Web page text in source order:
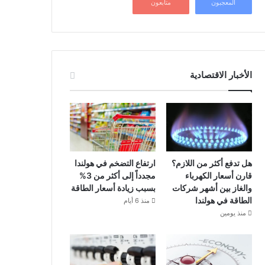
المعجبون متابعون
الأخبار الاقتصادية
هل تدفع أكثر من اللازم؟
قارن أسعار الكهرباء
والغاز بين أشهر شركات
الطاقة في هولندا
منذ يومين
ارتفاع التضخم في هولندا
مجدداً إلى أكثر من 3%
بسبب زيادة أسعار الطاقة
منذ 6 أيام